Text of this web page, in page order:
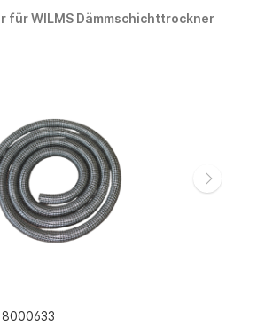
für WILMS Dämmschichttrockner
8000633